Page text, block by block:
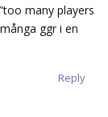
many players
ggr i en
Reply